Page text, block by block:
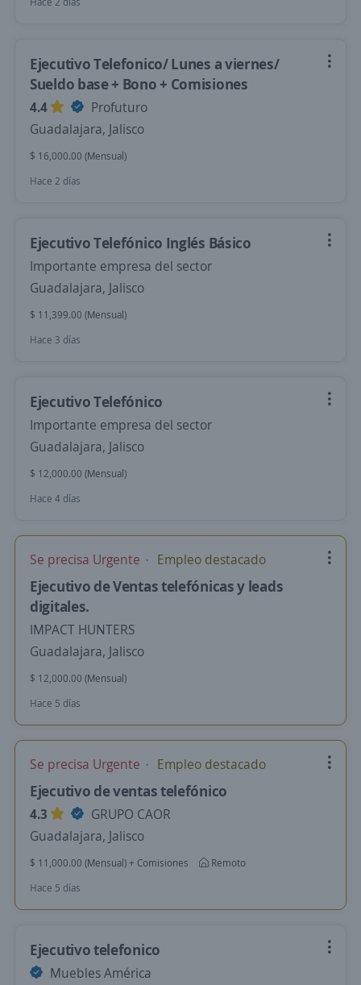
Ejecutivo Telefonico/ Lunes a viernes/
Sueldo base + Bono + Comisiones
4.4
Profuturo
Guadalajara, Jalisco
$ 16,000.00 (Mensual)
Hace 2 días
Ejecutivo Telefónico Inglés Básico
Importante empresa del sector
Guadalajara, Jalisco
$ 11,399.00 (Mensual)
Hace 3 días
Ejecutivo Telefónico
Importante empresa del sector
Guadalajara, Jalisco
$ 12,000.00 (Mensual)
Hace 4 días
Se precisa Urgente Empleo destacado
Ejecutivo de Ventas telefónicas y leads
digitales.
IMPACT HUNTERS
Guadalajara, Jalisco
$ 12,000.00 (Mensual)
Hace 5 días
Se precisa Urgente Empleo destacado
Ejecutivo de ventas telefónico
4.3
GRUPO CAOR
Guadalajara, Jalisco
$ 11,000.00 (Mensual) + Comisiones
Remoto
Hace 5 días
Ejecutivo telefonico
Muebles América